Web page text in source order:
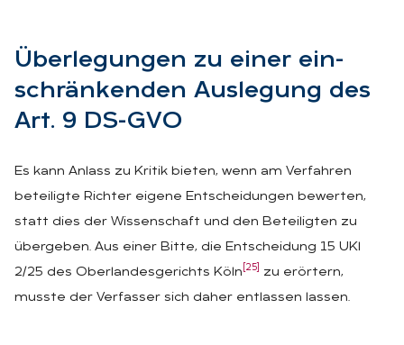
Über­le­gun­gen zu ei­ner ein­
schrän­ken­den Aus­le­gung des
Art. 9 DS-GVO
Es kann Anlass zu Kritik bieten, wenn am Verfahren
beteiligte Richter eigene Entscheidungen bewerten,
statt dies der Wissenschaft und den Beteiligten zu
übergeben. Aus einer Bitte, die Entscheidung 15 UKl
2/25 des Oberlandesgerichts Köln [25]
zu erörtern,
musste der Verfasser sich daher entlassen lassen.